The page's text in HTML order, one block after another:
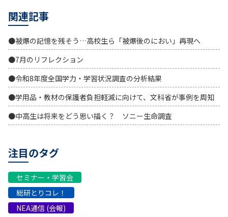
関連記事
●被爆の記憶を残そう…高校生ら「被爆後のにおい」再現へ
●7月のリフレクション
●令和8年度全国学力・学習状況調査の分析結果
●学用品・教材の保護者負担軽減に向けて、文科省が事例を周知
●中高生は将来をどう思い描く？ ソニー生命調査
注目のタグ
セミナー・学習会
総研とりコレ！
NEA通信 (会報)